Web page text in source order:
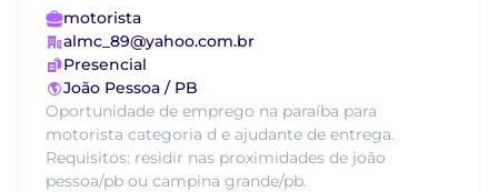
motorista
almc_89@yahoo.com.br
Presencial
João Pessoa / PB
Oportunidade de emprego na paraíba para
motorista categoria d e ajudante de entrega.
Requisitos: residir nas proximidades de joão
pessoa/pb ou campina grande/pb.